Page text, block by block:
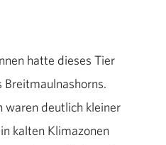
hatte dieses Tier
Breitmaulnashorns.
waren deutlich kleiner
kalten Klimazonen